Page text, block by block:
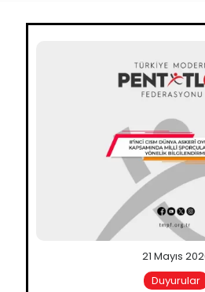
21 Mayıs
Duyurular